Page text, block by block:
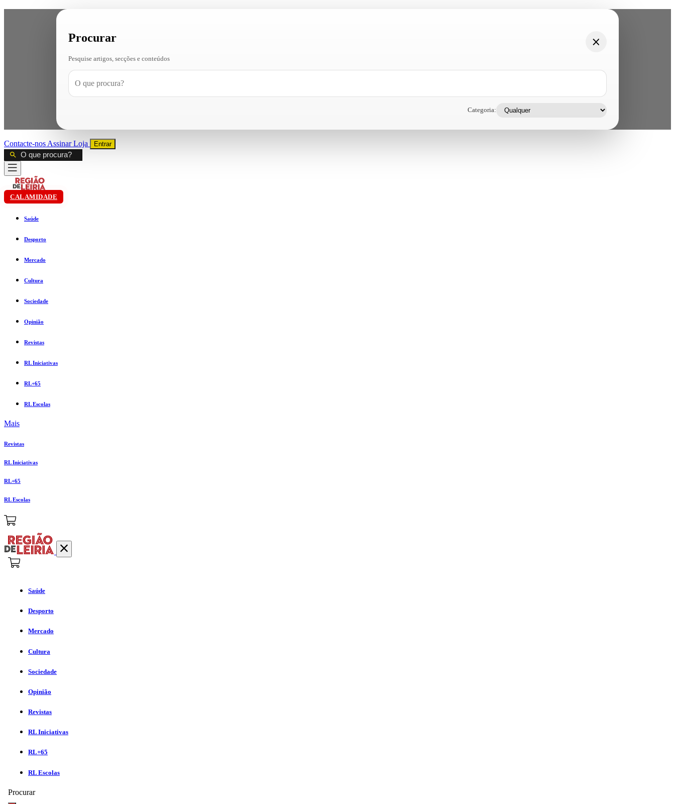
Procurar
Pesquise artigos, secções e conteúdos
Categoria:
Contacte-nos AssinarLoja Entrar
CALAMIDADE
Saúde
Desporto
Mercado
Cultura
Sociedade
Opinião
Revistas
RL Iniciativas
RL+65
RL Escolas
Mais
Revistas
RL Iniciativas
RL+65
RL Escolas
Saúde
Desporto
Mercado
Cultura
Sociedade
Opinião
Revistas
RL Iniciativas
RL+65
RL Escolas
Procurar